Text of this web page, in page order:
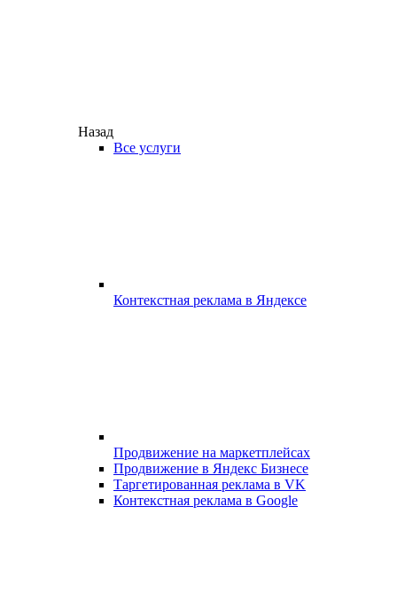
Назад
Все услуги
Контекстная реклама в Яндексе
Продвижение на маркетплейсах
Продвижение в Яндекс Бизнесе
Таргетированная реклама в VK
Контекстная реклама в Google